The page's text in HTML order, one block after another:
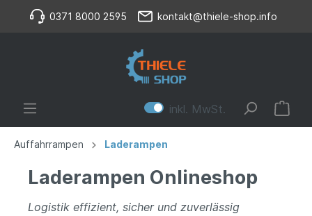
0371 8000 2595 kontakt@thiele-shop.info
inkl. MwSt.
Auffahrrampen Laderampen
Laderampen Onlineshop
Logistik effizient, sicher und zuverlässig